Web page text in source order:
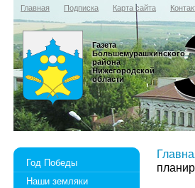
Главная Подписка Карта сайта
Газета
Большемурашкинского
района
Нижегородской
области
Год Победы
Наши земляки